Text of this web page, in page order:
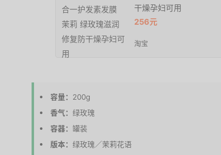
干燥孕妇可用
256元
淘宝
容量： 200g
香气： 绿玫瑰
容器： 罐装
版本： 绿玫瑰／茉莉花语